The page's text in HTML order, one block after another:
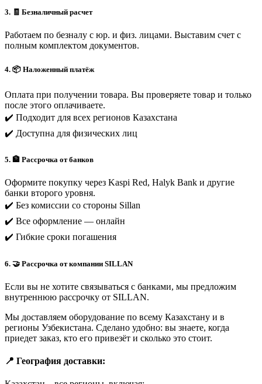
3. 🧾 Безналичный расчет
Работаем по безналу с юр. и физ. лицами. Выставим счет с
полным комплектом документов.
4. 📦 Наложенный платёж
Оплата при получении товара. Вы проверяете товар и только
после этого оплачиваете.
✔️ Подходит для всех регионов Казахстана
✔️ Доступна для физических лиц
5. 🏦 Рассрочка от банков
Оформите покупку через Kaspi Red, Halyk Bank и другие
банки второго уровня.
✔️ Без комиссии со стороны Sillan
✔️ Все оформление — онлайн
✔️ Гибкие сроки погашения
6. 🤝 Рассрочка от компании SILLAN
Если вы не хотите связываться с банками, мы предложим
внутреннюю рассрочку от SILLAN.
Мы доставляем оборудование по всему Казахстану и в
регионы Узбекистана. Сделано удобно: вы знаете, когда
приедет заказ, кто его привезёт и сколько это стоит.
📍 География доставки: